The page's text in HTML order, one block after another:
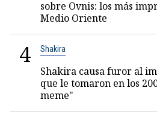
sobre Ovnis: los más
Medio Oriente
4 Shakira
Shakira causa furor al
que le tomaron en los
meme"